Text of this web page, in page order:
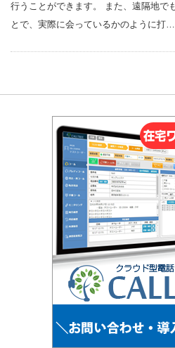
行うことができます。 また、遠隔地で
とで、実際に会っているかのように打…